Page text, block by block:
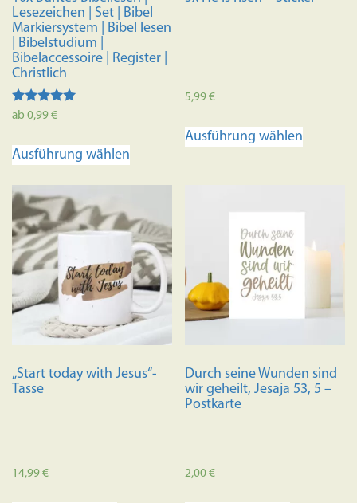
Lesezeichen | Set | Bibel
Markiersystem | Bibel lesen
| Bibelstudium |
Bibelaccessoire | Register |
Christlich
Bewertet
von 5
ab 0,99€
Ausführung wählen
Varianten
auf.
Die
Optionen
können
auf
der
gewählt
5,99€
Ausführung wählen
Die
der
werden
„Start today with Jesus“-
Tasse
14,99€
Durch seine Wunden sind
wir geheilt, Jesaja 53, 5 –
Postkarte
2,00€